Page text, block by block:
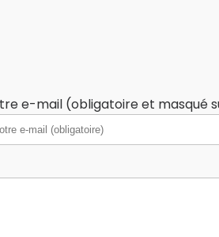
e-mail (obligatoire et masqué